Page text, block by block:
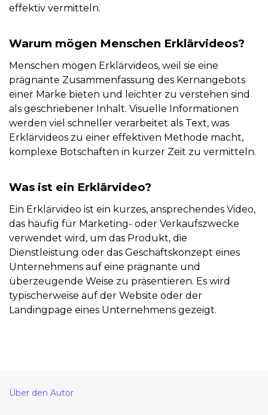
effektiv vermitteln.
Warum mögen Menschen Erklärvideos?
Menschen mögen Erklärvideos, weil sie eine
prägnante Zusammenfassung des Kernangebots
einer Marke bieten und leichter zu verstehen sind
als geschriebener Inhalt. Visuelle Informationen
werden viel schneller verarbeitet als Text, was
Erklärvideos zu einer effektiven Methode macht,
komplexe Botschaften in kurzer Zeit zu vermitteln.
Was ist ein Erklärvideo?
Ein Erklärvideo ist ein kurzes, ansprechendes Video,
das häufig für Marketing- oder Verkaufszwecke
verwendet wird, um das Produkt, die
Dienstleistung oder das Geschäftskonzept eines
Unternehmens auf eine prägnante und
überzeugende Weise zu präsentieren. Es wird
typischerweise auf der Website oder der
Landingpage eines Unternehmens gezeigt.
Über den Autor